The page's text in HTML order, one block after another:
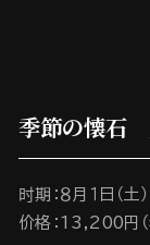
季節の懐石
时期：８月１日（土
价格：13,200円（